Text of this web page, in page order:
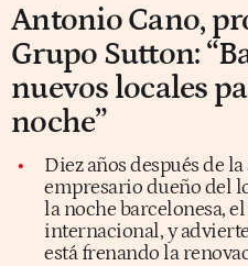
Antonio Cano,
Grupo Sutton:
nuevos locales
noche”
Diez años después de
empresario dueño del
la noche barcelonesa,
internacional, y
está frenando la